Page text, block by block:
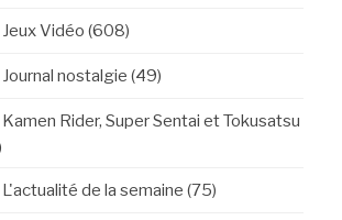
Jeux Vidéo (608)
Journal nostalgie (49)
Kamen Rider, Super Sentai et Tokusatsu
L'actualité de la semaine (75)